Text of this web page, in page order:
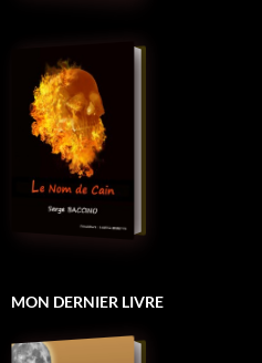
MON DERNIER LIVRE